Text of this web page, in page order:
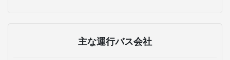
主な運行バス会社